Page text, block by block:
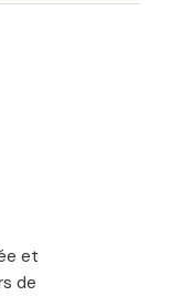
et
de